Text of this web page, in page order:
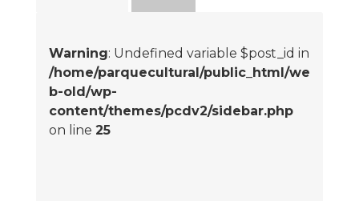
Warning: Undefined variable $post_id in
/home/parquecultural/public_html/we
b-old/wp-
content/themes/pcdv2/sidebar.php
on line 25